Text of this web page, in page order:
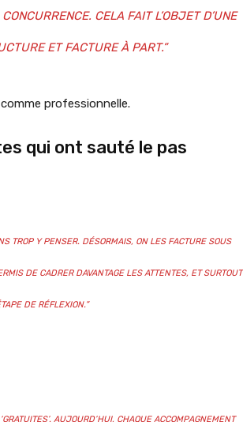
CELA FAIT L’OBJET D’UNE
ET FACTURE À PART.”
professionnelle.
qui ont sauté le pas
TROP Y PENSER. DÉSORMAIS, ON LES FACTURE SOUS
DE CADRER DAVANTAGE LES ATTENTES, ET SURTOUT
DE RÉFLEXION.”
AUJOURD’HUI, CHAQUE ACCOMPAGNEMENT